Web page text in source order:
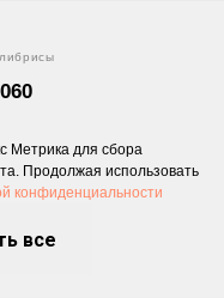
Метрика для сбора
Продолжая использовать
конфиденциальности
все